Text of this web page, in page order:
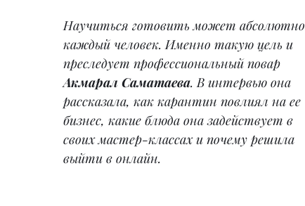
Научиться готовить может абсолютно
каждый человек. Именно такую цель и
преследует профессиональный повар
Акмарал Саматаева. В интервью она
рассказала, как карантин повлиял на ее
бизнес, какие блюда она задействует в
своих мастер-классах и почему решила
выйти в онлайн.